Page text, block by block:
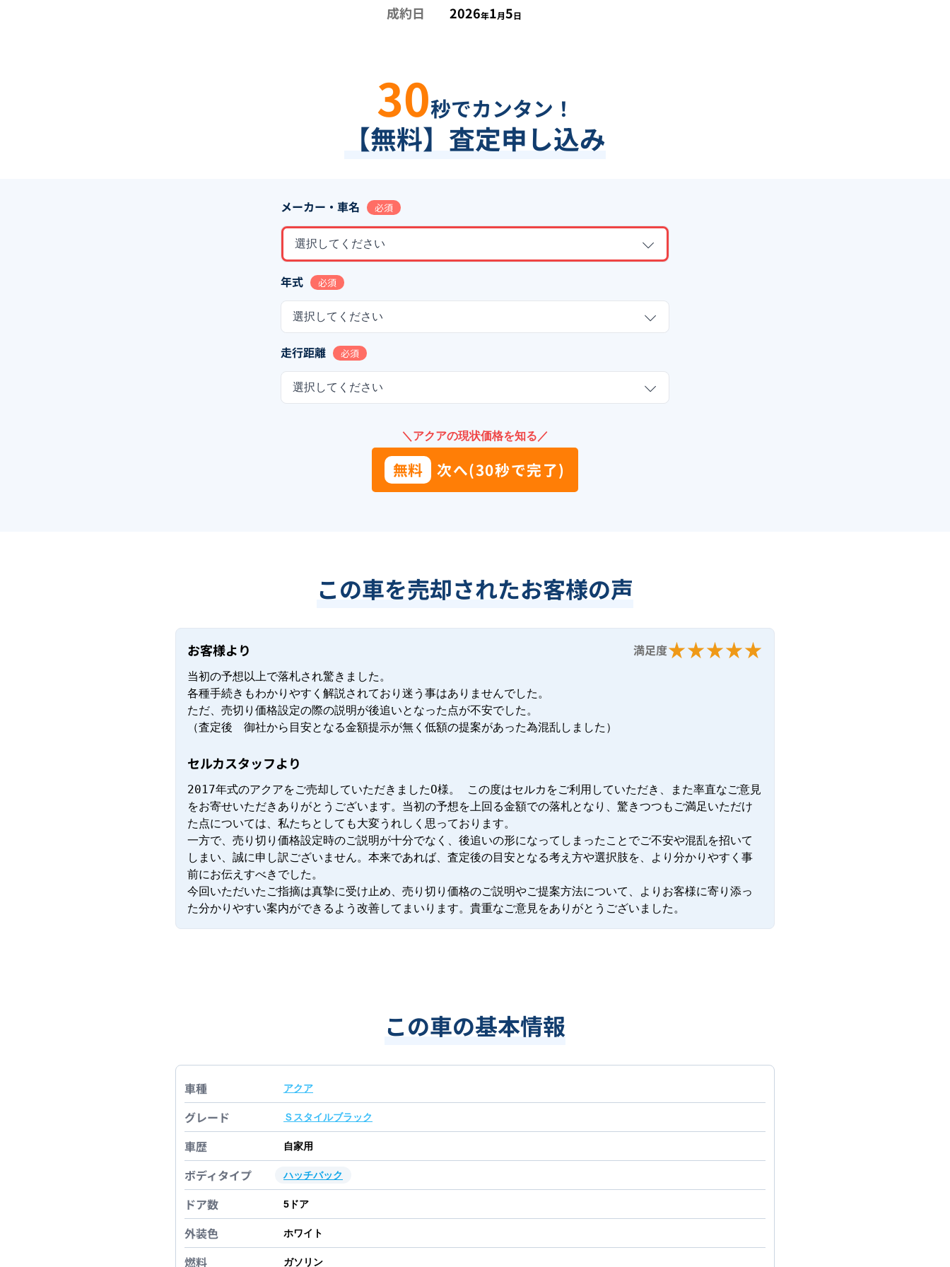
成約日 2026年1月5日
30秒でカンタン！
【無料】査定申し込み
メーカー・車名 必須
選択してください
年式 必須
選択してください
走行距離 必須
選択してください
＼アクアの現状価格を知る／
無料 次へ(30秒で完了)
この車を売却されたお客様の声
お客様より 満足度
当初の予想以上で落札され驚きました。
各種手続きもわかりやすく解説されており迷う事はありませんでした。
ただ、売切り価格設定の際の説明が後追いとなった点が不安でした。
（査定後　御社から目安となる金額提示が無く低額の提案があった為混乱しました）
セルカスタッフより
2017年式のアクアをご売却していただきましたO様。 この度はセルカをご利用していただき、また率直なご意見
をお寄せいただきありがとうございます。当初の予想を上回る金額での落札となり、驚きつつもご満足いただけ
た点については、私たちとしても大変うれしく思っております。
一方で、売り切り価格設定時のご説明が十分でなく、後追いの形になってしまったことでご不安や混乱を招いて
しまい、誠に申し訳ございません。本来であれば、査定後の目安となる考え方や選択肢を、より分かりやすく事
前にお伝えすべきでした。
今回いただいたご指摘は真摯に受け止め、売り切り価格のご説明やご提案方法について、よりお客様に寄り添っ
た分かりやすい案内ができるよう改善してまいります。貴重なご意見をありがとうございました。
この車の基本情報
車種 アクア
グレード Ｓスタイルブラック
車歴 自家用
ボディタイプ ハッチバック
ドア数 5 ドア
外装色 ホワイト
燃料 ガソリン